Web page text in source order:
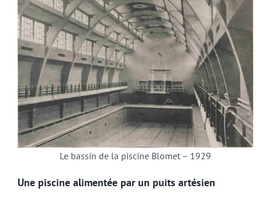
Le bassin de la piscine Blomet – 1929
Une piscine alimentée par un puits artésien